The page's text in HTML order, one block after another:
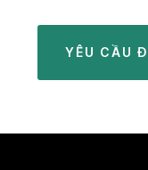
YÊU CẦU